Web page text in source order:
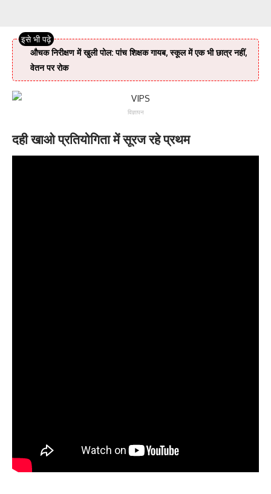
औचक निरीक्षण में खुली पोल: पांच शिक्षक गायब, स्कूल में एक भी छात्र नहीं,
वेतन पर रोक
विज्ञापन
दही खाओ प्रतियोगिता में सूरज रहे प्रथम